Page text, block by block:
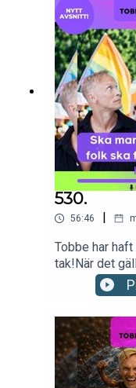
530.
56:46 |
Tobbe har
tak!När det
man
egentligen
Gabriel
Europa ner
en positiv
Gabriel